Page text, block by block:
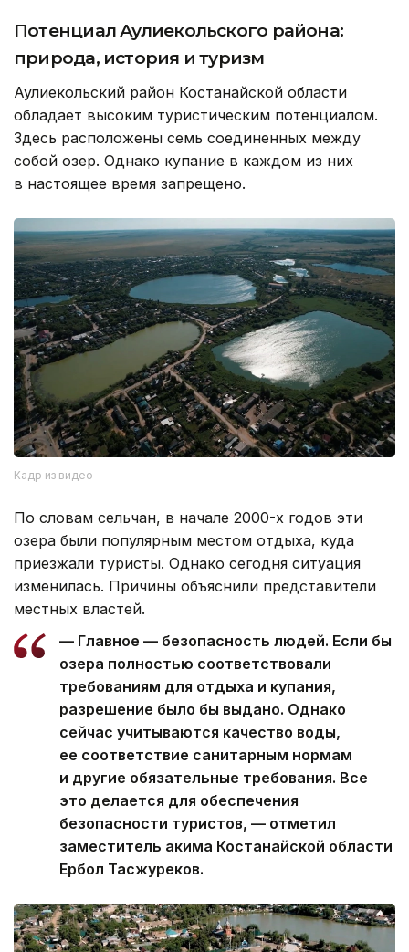
Потенциал Аулиекольского района:
природа, история и туризм
Аулиекольский район Костанайской области
обладает высоким туристическим потенциалом.
Здесь расположены семь соединенных между
собой озер. Однако купание в каждом из них
в настоящее время запрещено.
Кадр из видео
По словам сельчан, в начале 2000-х годов эти
озера были популярным местом отдыха, куда
приезжали туристы. Однако сегодня ситуация
изменилась. Причины объяснили представители
местных властей.
— Главное — безопасность людей. Если бы
озера полностью соответствовали
требованиям для отдыха и купания,
разрешение было бы выдано. Однако
сейчас учитываются качество воды,
ее соответствие санитарным нормам
и другие обязательные требования. Все
это делается для обеспечения
безопасности туристов, — отметил
заместитель акима Костанайской области
Ербол Тасжуреков.